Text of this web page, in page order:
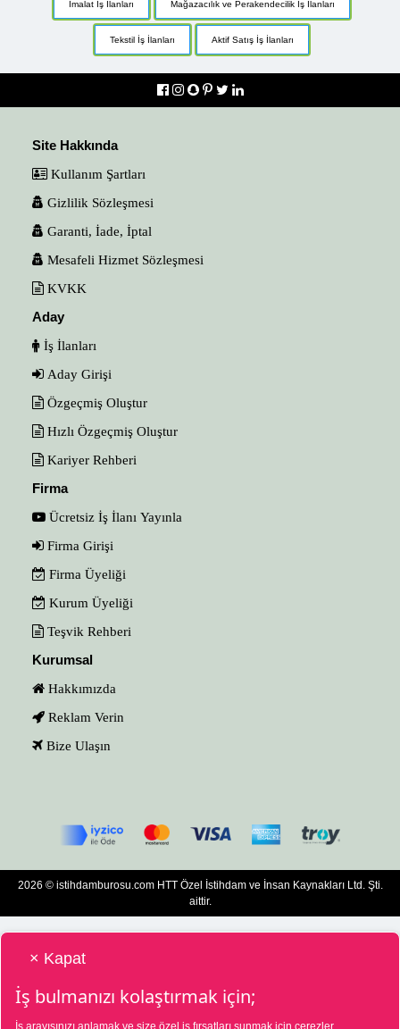
İmalat İş İlanları Mağazacılık ve Perakendecilik İş İlanları
Tekstil İş İlanları Aktif Satış İş İlanları
Site Hakkında
Kullanım Şartları
Gizlilik Sözleşmesi
Garanti, İade, İptal
Mesafeli Hizmet Sözleşmesi
KVKK
Aday
İş İlanları
Aday Girişi
Özgeçmiş Oluştur
Hızlı Özgeçmiş Oluştur
Kariyer Rehberi
Firma
Ücretsiz İş İlanı Yayınla
Firma Girişi
Firma Üyeliği
Kurum Üyeliği
Teşvik Rehberi
Kurumsal
Hakkımızda
Reklam Verin
Bize Ulaşın
2026 © istihdamburosu.com HTT Özel İstihdam ve İnsan Kaynakları Ltd. Şti.
aittir.
× Kapat
İş bulmanızı kolaştırmak için;
İş arayışınızı anlamak ve size özel iş fırsatları sunmak için çerezler